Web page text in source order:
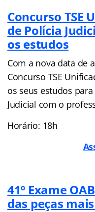
Concurso TSE
de Polícia
os estudos
Com a nova data de
Concurso TSE
os seus estudos
Judicial com o
Horário: 18h
41º Exame
das peças